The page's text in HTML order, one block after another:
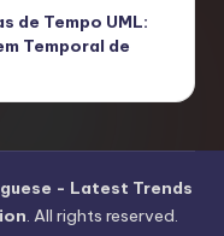
de Tempo UML:
Temporal de
- Latest Trends
. All rights reserved.